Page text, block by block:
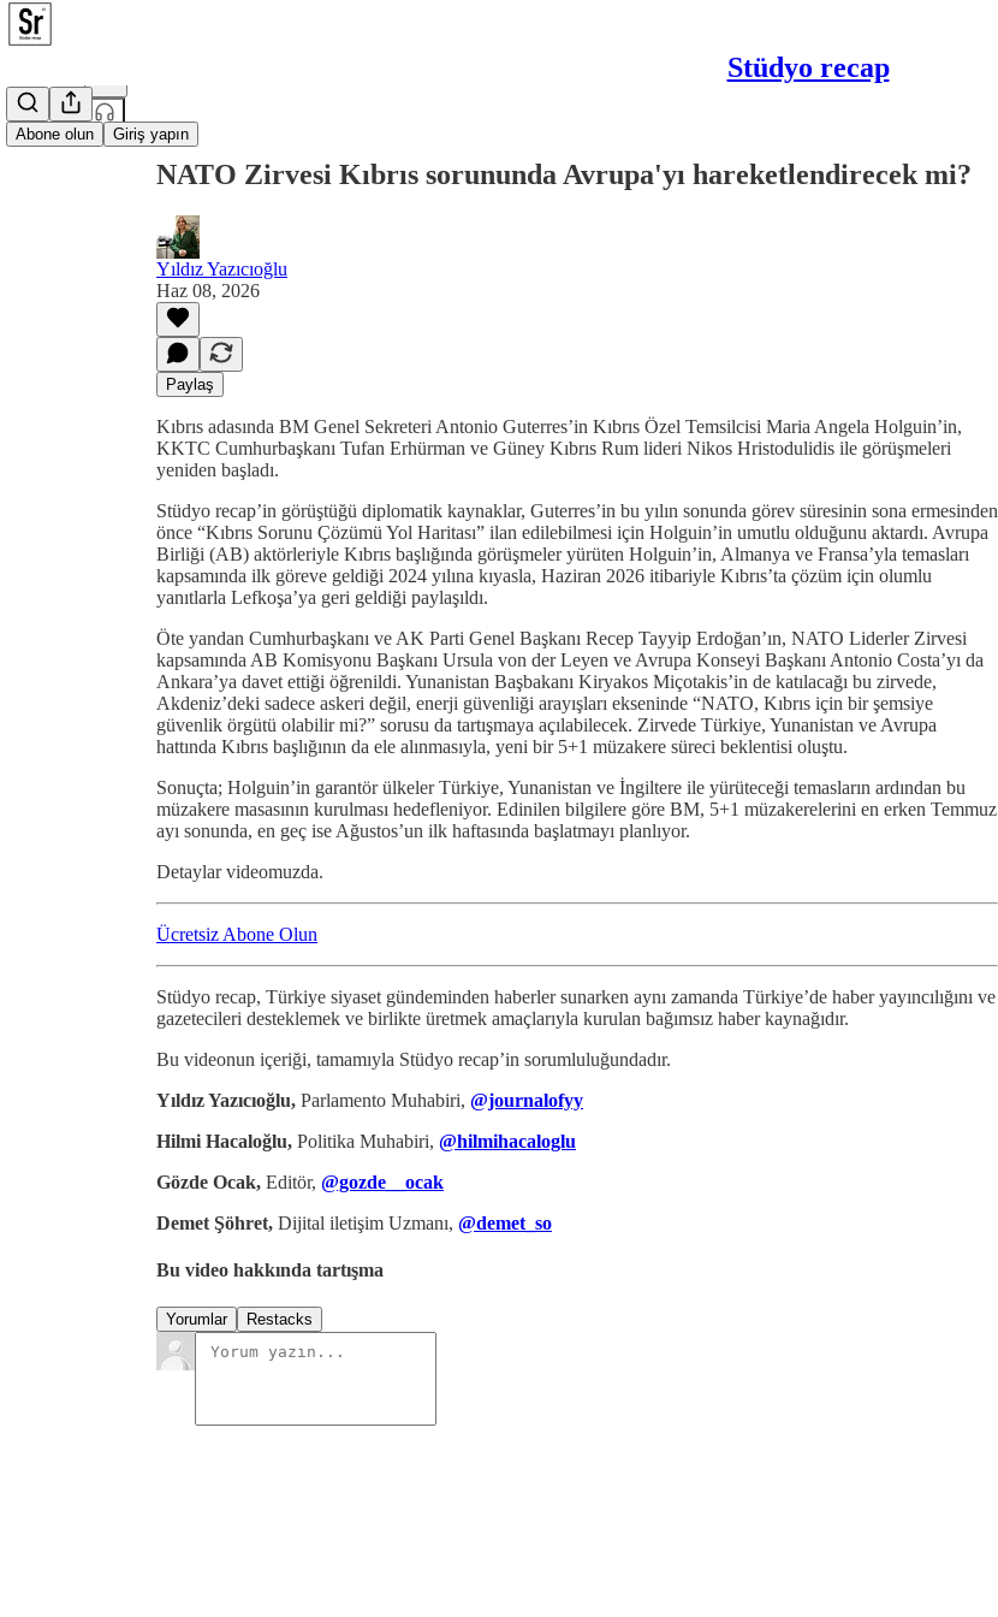
Stüdyo recap
Abone olun Giriş yapın
NATO Zirvesi Kıbrıs sorununda Avrupa'yı hareketlendirecek mi?
Yıldız Yazıcıoğlu
Haz 08, 2026
Paylaş
Kıbrıs adasında BM Genel Sekreteri Antonio Guterres’in Kıbrıs Özel Temsilcisi Maria Angela Holguin’in,
KKTC Cumhurbaşkanı Tufan Erhürman ve Güney Kıbrıs Rum lideri Nikos Hristodulidis ile görüşmeleri
yeniden başladı.
Stüdyo recap’in görüştüğü diplomatik kaynaklar, Guterres’in bu yılın sonunda görev süresinin sona ermesinden
önce “Kıbrıs Sorunu Çözümü Yol Haritası” ilan edilebilmesi için Holguin’in umutlu olduğunu aktardı. Avrupa
Birliği (AB) aktörleriyle Kıbrıs başlığında görüşmeler yürüten Holguin’in, Almanya ve Fransa’yla temasları
kapsamında ilk göreve geldiği 2024 yılına kıyasla, Haziran 2026 itibariyle Kıbrıs’ta çözüm için olumlu
yanıtlarla Lefkoşa’ya geri geldiği paylaşıldı.
Öte yandan Cumhurbaşkanı ve AK Parti Genel Başkanı Recep Tayyip Erdoğan’ın, NATO Liderler Zirvesi
kapsamında AB Komisyonu Başkanı Ursula von der Leyen ve Avrupa Konseyi Başkanı Antonio Costa’yı da
Ankara’ya davet ettiği öğrenildi. Yunanistan Başbakanı Kiryakos Miçotakis’in de katılacağı bu zirvede,
Akdeniz’deki sadece askeri değil, enerji güvenliği arayışları ekseninde “NATO, Kıbrıs için bir şemsiye
güvenlik örgütü olabilir mi?” sorusu da tartışmaya açılabilecek. Zirvede Türkiye, Yunanistan ve Avrupa
hattında Kıbrıs başlığının da ele alınmasıyla, yeni bir 5+1 müzakere süreci beklentisi oluştu.
Sonuçta; Holguin’in garantör ülkeler Türkiye, Yunanistan ve İngiltere ile yürüteceği temasların ardından bu
müzakere masasının kurulması hedefleniyor. Edinilen bilgilere göre BM, 5+1 müzakerelerini en erken Temmuz
ayı sonunda, en geç ise Ağustos’un ilk haftasında başlatmayı planlıyor.
Detaylar videomuzda.
Ücretsiz Abone Olun
Stüdyo recap, Türkiye siyaset gündeminden haberler sunarken aynı zamanda Türkiye’de haber yayıncılığını ve
gazetecileri desteklemek ve birlikte üretmek amaçlarıyla kurulan bağımsız haber kaynağıdır.
Bu videonun içeriği, tamamıyla Stüdyo recap’in sorumluluğundadır.
Yıldız Yazıcıoğlu, Parlamento Muhabiri, @journalofyy
Hilmi Hacaloğlu, Politika Muhabiri, @hilmihacaloglu
Gözde Ocak, Editör, @gozde__ocak
Demet Şöhret, Dijital iletişim Uzmanı, @demet_so
Bu video hakkında tartışma
Yorumlar Restacks